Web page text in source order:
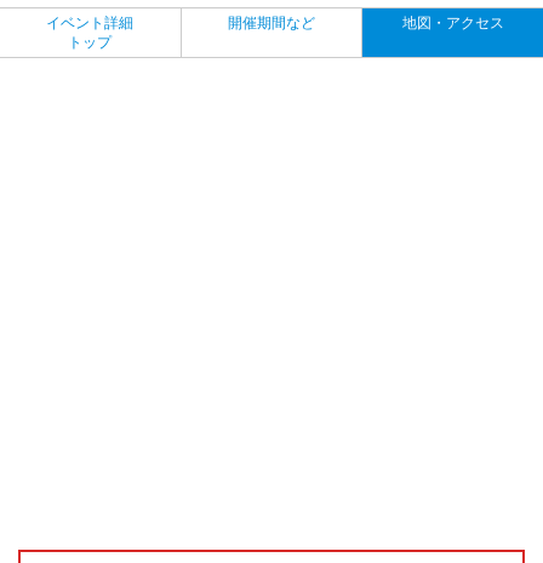
イベント詳細
トップ
開催期間など 地図・アクセス